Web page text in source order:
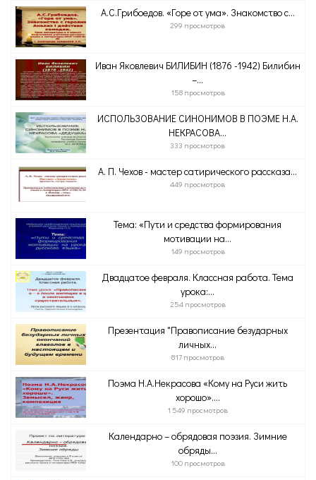
А.С.Грибоедов. «Горе от ума». Знакомство с...
299 просмотров
Иван Яковлевич БИЛИБИН (1876 -1942) Билибин
–...
158 просмотров
ИСПОЛЬЗОВАНИЕ СИНОНИМОВ В ПОЭМЕ Н.А.
НЕКРАСОВА...
333 просмотров
А. П. Чехов - мастер сатирического рассказа...
449 просмотров
Тема: «Пути и средства формирования
мотивации на...
149 просмотров
Двадцатое февраля. Классная работа. Тема
урока:...
254 просмотров
Презентация "Правописание безударных
личных...
817 просмотров
Поэма Н.А.Некрасова «Кому на Руси жить
хорошо»....
1 549 просмотров
Календарно – обрядовая поэзия. Зимние
обряды...
100 просмотров